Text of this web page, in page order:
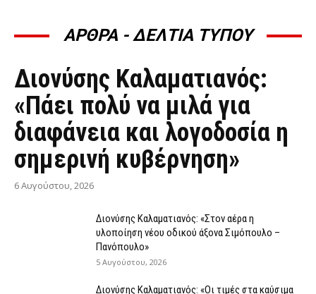
ΑΡΘΡΑ - ΔΕΛΤΙΑ ΤΥΠΟΥ
ΆΡΘΡΑ - ΔΕΛΤΊΑ ΤΎΠΟΥ
Διονύσης Καλαματιανός:
«Πάει πολύ να μιλά για
διαφάνεια και λογοδοσία η
σημερινή κυβέρνηση»
6 Αυγούστου, 2026
Διονύσης Καλαματιανός: «Στον αέρα η
υλοποίηση νέου οδικού άξονα Σιμόπουλο –
Πανόπουλο»
5 Αυγούστου, 2026
Διονύσης Καλαματιανός: «Οι τιμές στα καύσιμα